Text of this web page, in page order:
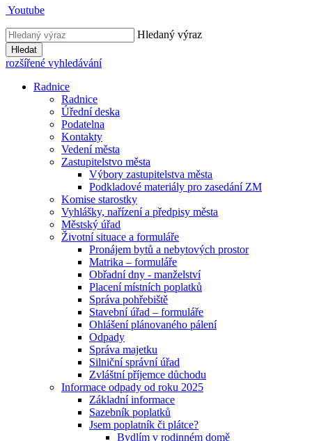
Youtube
Hledaný výraz
Hledat
rozšířené vyhledávání
Radnice
Radnice
Úřední deska
Podatelna
Kontakty
Vedení města
Zastupitelstvo města
Výbory zastupitelstva města
Podkladové materiály pro zasedání ZM
Komise starostky
Vyhlášky, nařízení a předpisy města
Městský úřad
Životní situace a formuláře
Pronájem bytů a nebytových prostor
Matrika – formuláře
Obřadní dny - manželství
Placení místních poplatků
Správa pohřebiště
Stavební úřad – formuláře
Ohlášení plánovaného pálení
Odpady
Správa majetku
Silniční správní úřad
Zvláštní příjemce důchodu
Informace odpady od roku 2025
Základní informace
Sazebník poplatků
Jsem poplatník či plátce?
Bydlím v rodinném domě